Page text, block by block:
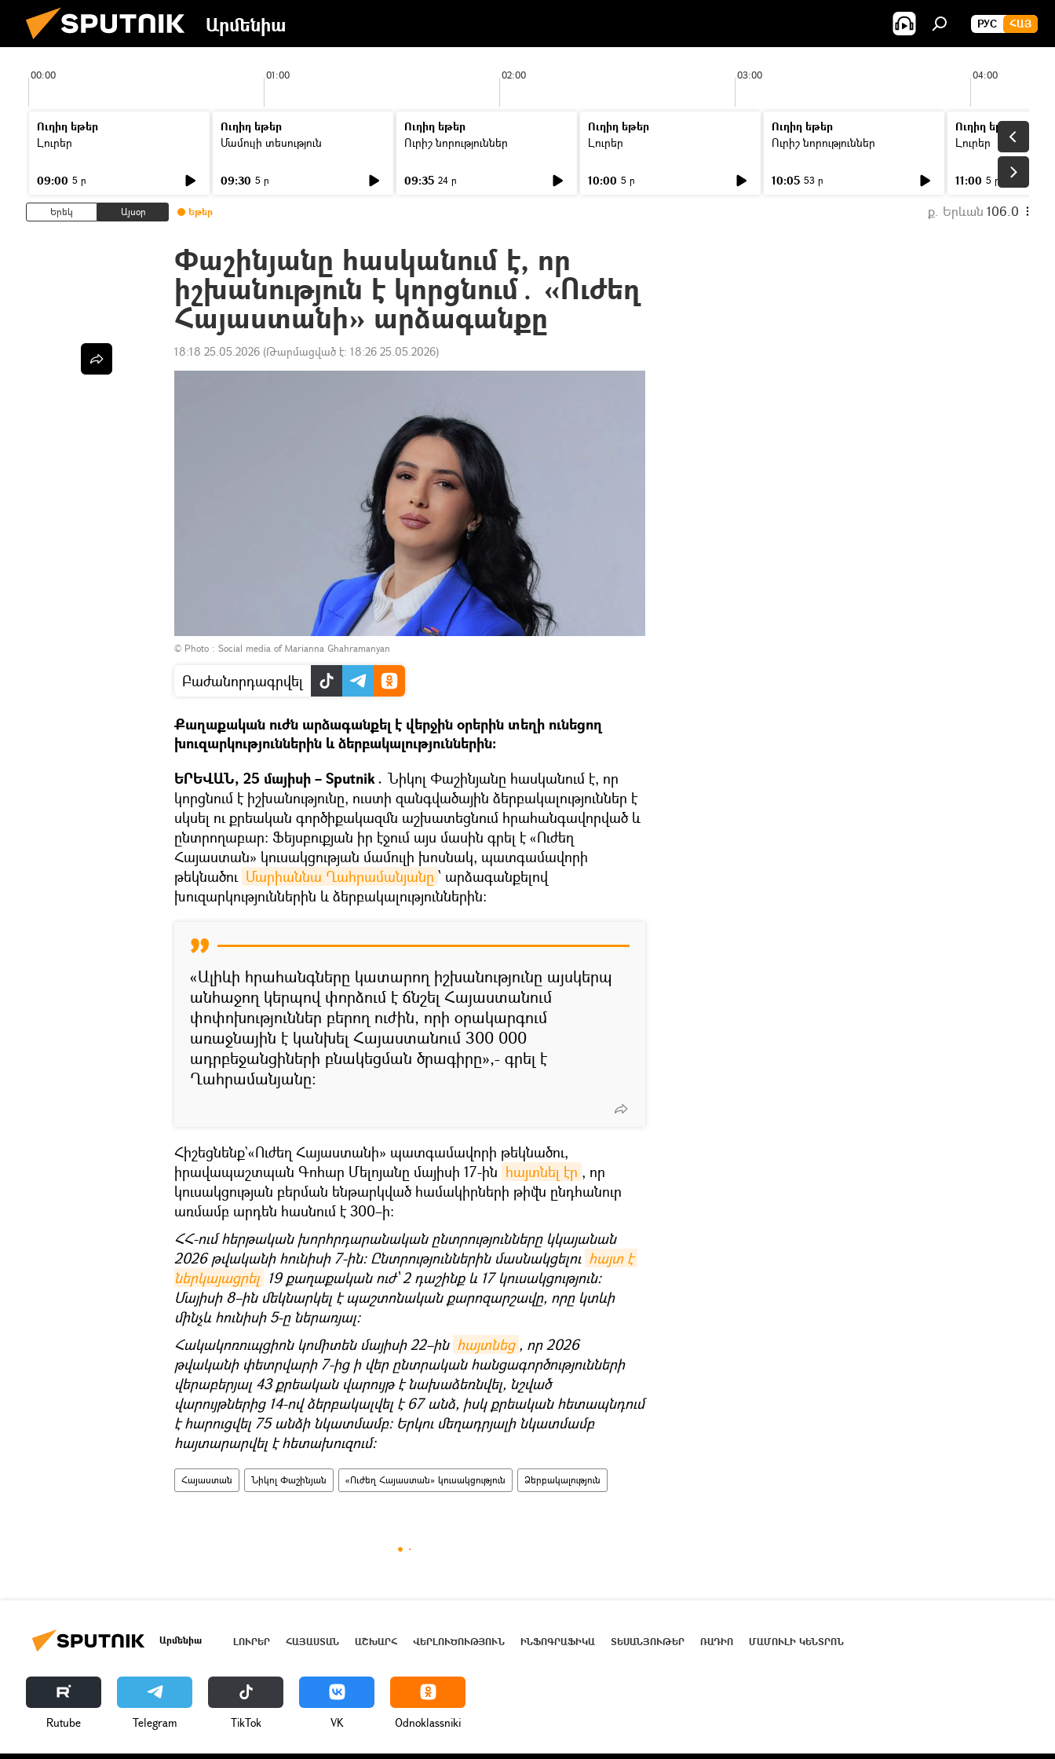
Արմենիա РУС ՀԱՅ
00:00 01:00 02:00 03:00 04:00
Ուղիղ եթեր
Լուրեր
09:00 5 ր
Ուղիղ եթեր
Մամուլի տեսություն
09:30 5 ր
Ուղիղ եթեր
Ուրիշ նորություններ
09:35 24 ր
Ուղիղ եթեր
Լուրեր
10:00 5 ր
Ուղիղ եթեր
Ուրիշ նորություններ
10:05 53 ր
Ուղիղ եթեր
Լուրեր
11:00 5 ր
Երեկ Այսօր Եթեր ք. Երևան 106.0
Փաշինյանը հասկանում է, որ
իշխանություն է կորցնում․ «Ուժեղ
Հայաստանի» արձագանքը
18:18 25.05.2026 (Թարմացված է: 18:26 25.05.2026)
© Photo : Social media of Marianna Ghahramanyan
Բաժանորդագրվել
Քաղաքական ուժն արձագանքել է վերջին օրերին տեղի ունեցող
խուզարկություններին և ձերբակալություններին։
ԵՐԵՎԱՆ, 25 մայիսի – Sputnik․ Նիկոլ Փաշինյանը հասկանում է, որ
կորցնում է իշխանությունը, ուստի զանգվածային ձերբակալություններ է
սկսել ու քրեական գործիքակազմն աշխատեցնում հրահանգավորված և
ընտրողաբար։ Ֆեյսբուքյան իր էջում այս մասին գրել է «Ուժեղ
Հայաստան» կուսակցության մամուլի խոսնակ, պատգամավորի
թեկնածու Մարիաննա Ղահրամանյանը ՝ արձագանքելով
խուզարկություններին և ձերբակալություններին։
«Ալիևի հրահանգները կատարող իշխանությունը այսկերպ
անհաջող կերպով փորձում է ճնշել Հայաստանում
փոփոխություններ բերող ուժին, որի օրակարգում
առաջնային է կանխել Հայաստանում 300 000
ադրբեջանցիների բնակեցման ծրագիրը»,- գրել է
Ղահրամանյանը։
Հիշեցնենք`«Ուժեղ Հայաստանի» պատգամավորի թեկնածու,
իրավապաշտպան Գոհար Մելոյանը մայիսի 17-ին հայտնել էր , որ
կուսակցության բերման ենթարկված համակիրների թիվն ընդհանուր
առմամբ արդեն հասնում է 300–ի։
ՀՀ-ում հերթական խորհրդարանական ընտրությունները կկայանան
2026 թվականի հունիսի 7-ին։ Ընտրություններին մասնակցելու հայտ է
ներկայացրել 19 քաղաքական ուժ՝ 2 դաշինք և 17 կուսակցություն։
Մայիսի 8–ին մեկնարկել է պաշտոնական քարոզարշավը, որը կտևի
մինչև հունիսի 5-ը ներառյալ։
Հակակոռուպցիոն կոմիտեն մայիսի 22–ին հայտնեց , որ 2026
թվականի փետրվարի 7-ից ի վեր ընտրական հանցագործությունների
վերաբերյալ 43 քրեական վարույթ է նախաձեռնվել, նշված
վարույթներից 14-ով ձերբակալվել է 67 անձ, իսկ քրեական հետապնդում
է հարուցվել 75 անձի նկատմամբ։ Երկու մեղադրյալի նկատմամբ
հայտարարվել է հետախուզում։
Հայաստան Նիկոլ Փաշինյան «Ուժեղ Հայաստան» կուսակցություն Ձերբակալություն
Արմենիա ԼՈՒՐԵՐ ՀԱՅԱՍՏԱՆ ԱՇԽԱՐՀ ՎԵՐԼՈՒԾՈՒԹՅՈՒՆ ԻՆՖՈԳՐԱՖԻԿԱ ՏԵՍԱՆՅՈՒԹԵՐ ՌԱԴԻՈ ՄԱՄՈՒԼԻ ԿԵՆՏՐՈՆ
Rutube Telegram ТikТоk VK Odnoklassniki